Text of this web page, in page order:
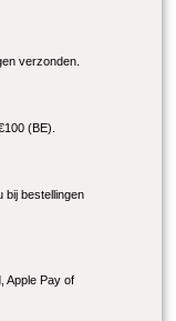
verzonden.
(BE).
bij bestellingen
Apple Pay of